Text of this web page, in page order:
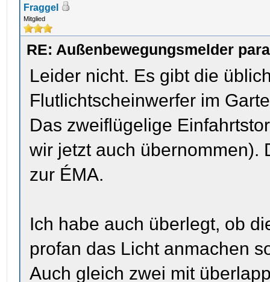
Fraggel
Mitglied
RE: Außenbewegungsmelder
Leider nicht. Es gibt die
Flutlichtscheinwerfer im
Das zweiflügelige
wir jetzt auch übernommen).
zur ÉMA.
Ich habe auch überlegt, ob
profan das Licht anmachen
Auch gleich zwei mit